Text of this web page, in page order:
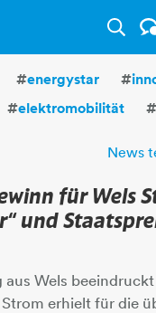
#energystar #
#elektromobilität #
News
für Wels
und
Wels
erhielt für die